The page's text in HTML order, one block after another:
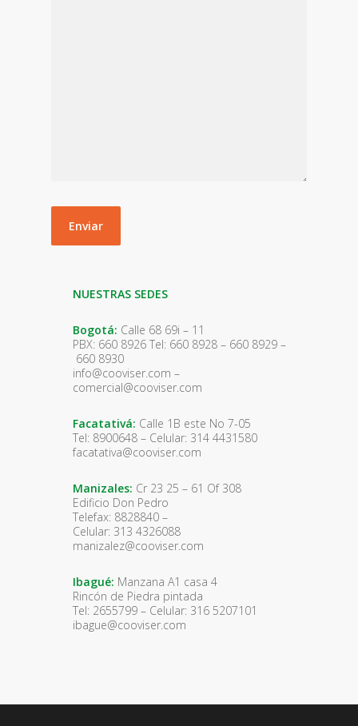
NUESTRAS SEDES
Bogotá: Calle 68 69i – 11
PBX: 660 8926 Tel: 660 8928 – 660 8929 –
660 8930
info@cooviser.com –
comercial@cooviser.com
Facatativá: Calle 1B este No 7-05
Tel: 8900648 – Celular: 314 4431580
facatativa@cooviser.com
Manizales: Cr 23 25 – 61 Of 308
Edificio Don Pedro
Telefax: 8828840 –
Celular: 313 4326088
manizalez@cooviser.com
Ibagué: Manzana A1 casa 4
Rincón de Piedra pintada
Tel: 2655799 – Celular: 316 5207101
ibague@cooviser.com